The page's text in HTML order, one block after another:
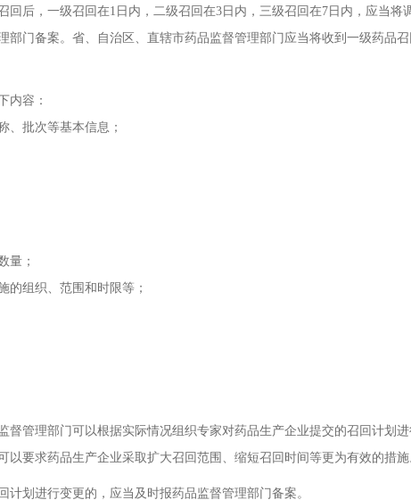
，一级召回在1日内，二级召回在3日内，三级召回在7日内，应当将
部门备案。省、自治区、直辖市药品监督管理部门应当将收到一级药品
容：
批次等基本信息；
量；
组织、范围和时限等；
理部门可以根据实际情况组织专家对药品生产企业提交的召回计划进
以要求药品生产企业采取扩大召回范围、缩短召回时间等更为有效的措施
进行变更的，应当及时报药品监督管理部门备案。